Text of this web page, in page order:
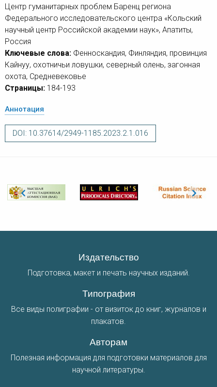
Центр гуманитарных проблем Баренц региона
Федерального исследовательского центра «Кольский
научный центр Российской академии наук», Апатиты,
Россия
Ключевые слова: Фенноскандия, Финляндия, провинция
Кайнуу, охотничьи ловушки, северный олень, загонная
охота, Средневековье
Страницы: 184-193
Аннотация
DOI: 10.37614/2949-1185.2023.2.1.016
Издательство
Подготовка, макет и печать научных изданий.
Типография
Все виды полиграфии - от визиток до книг, журналов и
плакатов.
Авторам
Полезная информация для подготовки материалов для
научной литературы.